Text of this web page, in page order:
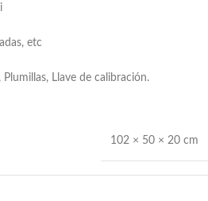
etc
Llave de calibración.
102 × 50 × 20 cm